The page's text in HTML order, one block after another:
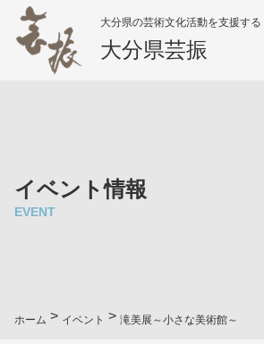
大分県の芸術文化活動を支援する
大分県芸振
イベント情報
EVENT
ホーム > イベント > 滝美展～小さな美術館～